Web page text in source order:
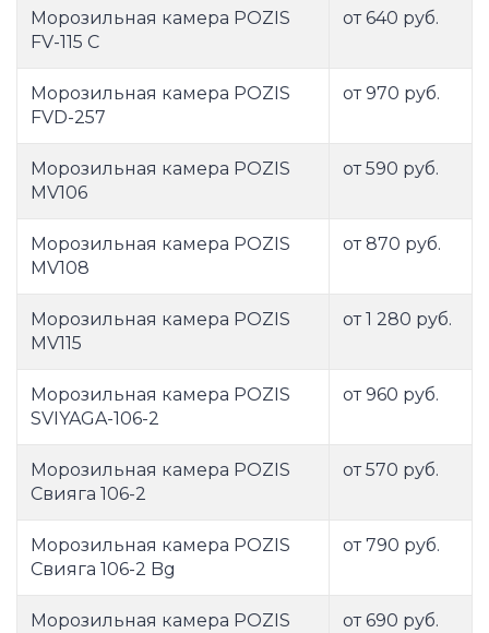
Морозильная камера POZIS
FV-115 С
от 640 руб.
Морозильная камера POZIS
FVD-257
от 970 руб.
Морозильная камера POZIS
MV106
от 590 руб.
Морозильная камера POZIS
MV108
от 870 руб.
Морозильная камера POZIS
MV115
от 1 280 руб.
Морозильная камера POZIS
SVIYAGA-106-2
от 960 руб.
Морозильная камера POZIS
Свияга 106-2
от 570 руб.
Морозильная камера POZIS
Свияга 106-2 Bg
от 790 руб.
Морозильная камера POZIS
от 690 руб.